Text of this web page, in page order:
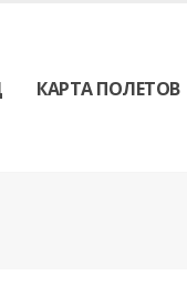
КАРТА ПОЛЕТОВ